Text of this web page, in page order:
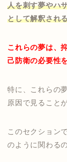
人を刺す夢やハ
として解釈され
これらの夢は、
己防衛の必要性
特に、これらの
原因で見ること
このセクション
のように関わる